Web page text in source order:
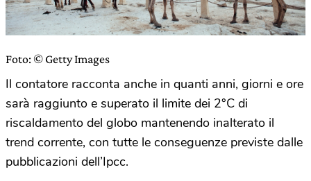
Foto: © Getty Images
Il contatore racconta anche in quanti anni, giorni e ore
sarà raggiunto e superato il limite dei 2°C di
riscaldamento del globo mantenendo inalterato il
trend corrente, con tutte le conseguenze previste dalle
pubblicazioni dell’Ipcc.